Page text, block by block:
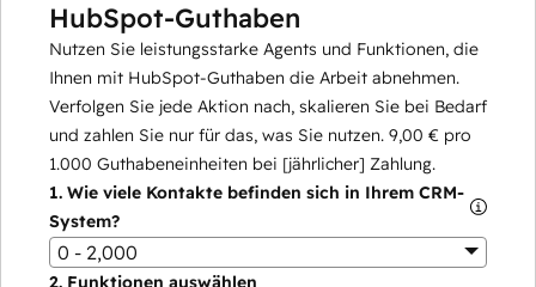
HubSpot-Guthaben
Nutzen Sie leistungsstarke Agents und Funktionen, die
Ihnen mit HubSpot-Guthaben die Arbeit abnehmen.
Verfolgen Sie jede Aktion nach, skalieren Sie bei Bedarf
und zahlen Sie nur für das, was Sie nutzen. 9,00 € pro
1.000 Guthabeneinheiten bei [jährlicher] Zahlung.
1. Wie viele Kontakte befinden sich in Ihrem CRM-
System?
0 - 2,000
2. Funktionen auswählen